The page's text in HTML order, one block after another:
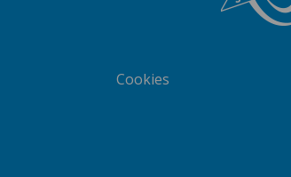
Cookies